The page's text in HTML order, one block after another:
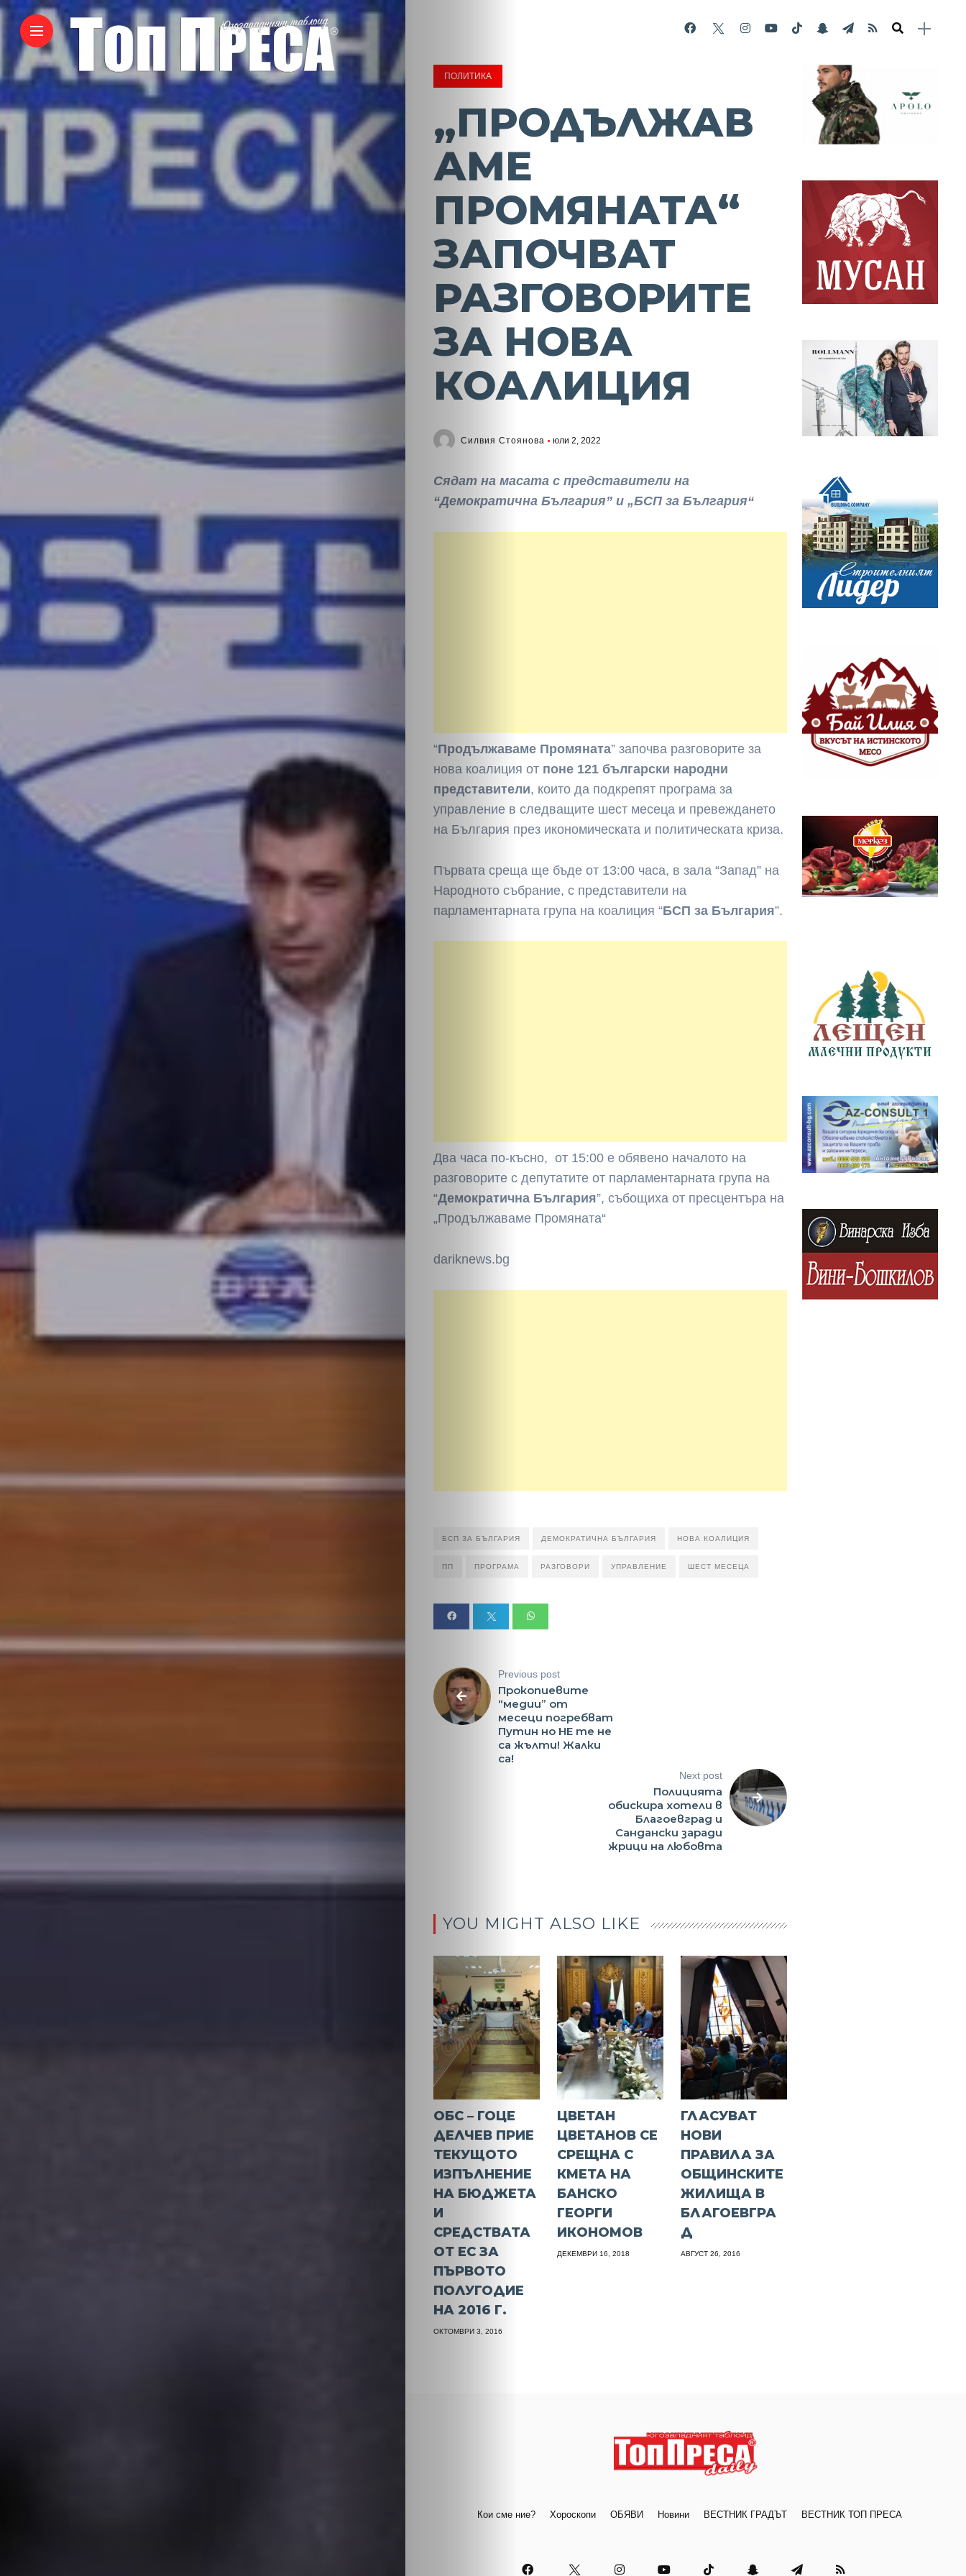
Политика
Разследване
Новини
ПОЛИТИКА
„ПРОДЪЛЖАВ
АМЕ
ПРОМЯНАТА“
ЗАПОЧВАТ
РАЗГОВОРИТЕ
ЗА НОВА
КОАЛИЦИЯ
Силвия Стоянова юли 2, 2022
Сядат на масата с представители на
“Демократична България” и „БСП за България“
“Продължаваме Промяната” започва разговорите за
нова коалиция от поне 121 български народни
представители, които да подкрепят програма за
управление в следващите шест месеца и превеждането
на България през икономическата и политическата криза.
Първата среща ще бъде от 13:00 часа, в зала “Запад” на
Народното събрание, с представители на
парламентарната група на коалиция “БСП за България”.
Два часа по-късно, от 15:00 е обявено началото на
разговорите с депутатите от парламентарната група на
“Демократична България”, събощиха от пресцентъра на
„Продължаваме Промяната“
dariknews.bg
БСП ЗА БЪЛГАРИЯ ДЕМОКРАТИЧНА БЪЛГАРИЯ НОВА КОАЛИЦИЯ
ПП ПРОГРАМА РАЗГОВОРИ УПРАВЛЕНИЕ ШЕСТ МЕСЕЦА
Previous post
Прокопиевите
“медии” от
месеци погребват
Путин но НЕ те не
са жълти! Жалки
са!
Next post
Полицията
обискира хотели в
Благоевград и
Сандански заради
жрици на любовта
YOU MIGHT ALSO LIKE
ОБС – ГОЦЕ
ДЕЛЧЕВ ПРИЕ
ТЕКУЩОТО
ИЗПЪЛНЕНИЕ
НА БЮДЖЕТА
И
СРЕДСТВАТА
ОТ ЕС ЗА
ПЪРВОТО
ПОЛУГОДИЕ
НА 2016 Г.
ОКТОМВРИ 3, 2016
ЦВЕТАН
ЦВЕТАНОВ СЕ
СРЕЩНА С
КМЕТА НА
БАНСКО
ГЕОРГИ
ИКОНОМОВ
ДЕКЕМВРИ 16, 2018
ГЛАСУВАТ
НОВИ
ПРАВИЛА ЗА
ОБЩИНСКИТЕ
ЖИЛИЩА В
БЛАГОЕВГРА
Д
АВГУСТ 26, 2016
Кои сме ние? Хороскопи ОБЯВИ Новини ВЕСТНИК ГРАДЪТ ВЕСТНИК ТОП ПРЕСА